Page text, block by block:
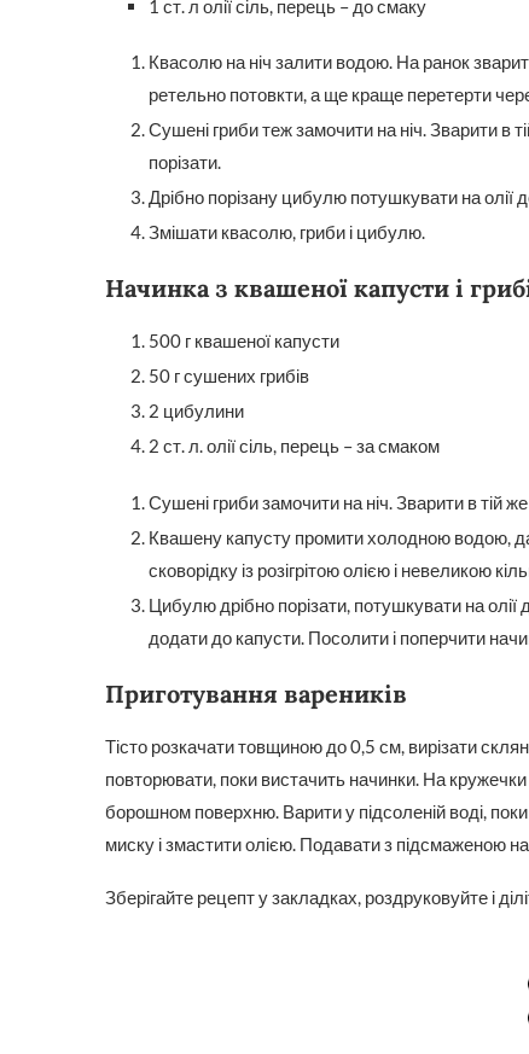
1 ст. л олії сіль, перець – до смаку
Квасолю на ніч залити водою. На ранок
ретельно потовкти, а ще краще перетерти
Сушені гриби теж замочити на ніч. Зварити в
порізати.
Дрібно порізану цибулю потушкувати на олії
Змішати квасолю, гриби і цибулю.
Начинка з квашеної капусти і
500 г квашеної капусти
50 г сушених грибів
2 цибулини
2 ст. л. олії сіль, перець – за смаком
Сушені гриби замочити на ніч. Зварити в тій
Квашену капусту промити холодною водою,
сковорідку із розігрітою олією і невеликою
Цибулю дрібно порізати, потушкувати на
додати до капусти. Посолити і поперчити
Приготування вареників
Тісто розкачати товщиною до 0,5 см, вирізати
повторювати, поки вистачить начинки. На
борошном поверхню. Варити у підсоленій воді,
миску і змастити олією. Подавати з підсмаженою
Зберігайте рецепт у закладках, роздруковуйте і